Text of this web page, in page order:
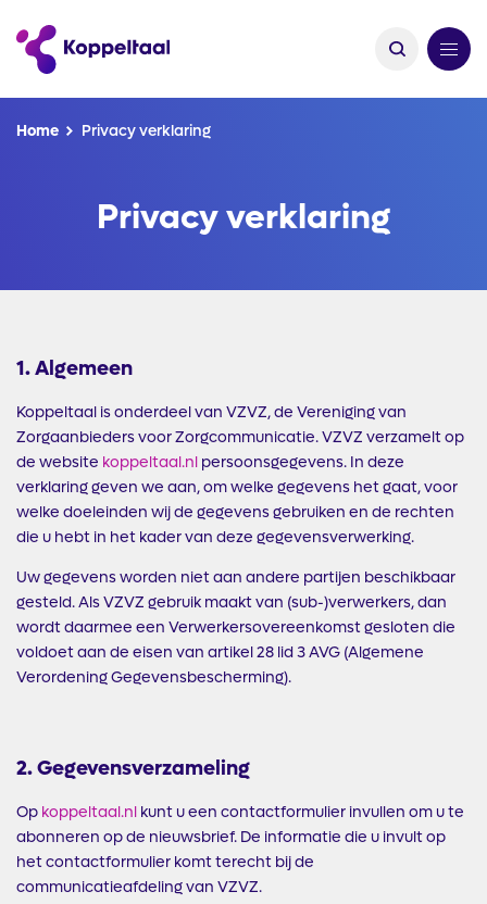
Kruimelpad
Home Privacy verklaring
Privacy verklaring
1. Algemeen
Koppeltaal is onderdeel van VZVZ, de Vereniging van
Zorgaanbieders voor Zorgcommunicatie. VZVZ verzamelt op
de website koppeltaal.nl persoonsgegevens. In deze
verklaring geven we aan, om welke gegevens het gaat, voor
welke doeleinden wij de gegevens gebruiken en de rechten
die u hebt in het kader van deze gegevensverwerking.
Uw gegevens worden niet aan andere partijen beschikbaar
gesteld. Als VZVZ gebruik maakt van (sub-)verwerkers, dan
wordt daarmee een Verwerkersovereenkomst gesloten die
voldoet aan de eisen van artikel 28 lid 3 AVG (Algemene
Verordening Gegevensbescherming).
2. Gegevensverzameling
Op koppeltaal.nl kunt u een contactformulier invullen om u te
abonneren op de nieuwsbrief. De informatie die u invult op
het contactformulier komt terecht bij de
communicatieafdeling van VZVZ.